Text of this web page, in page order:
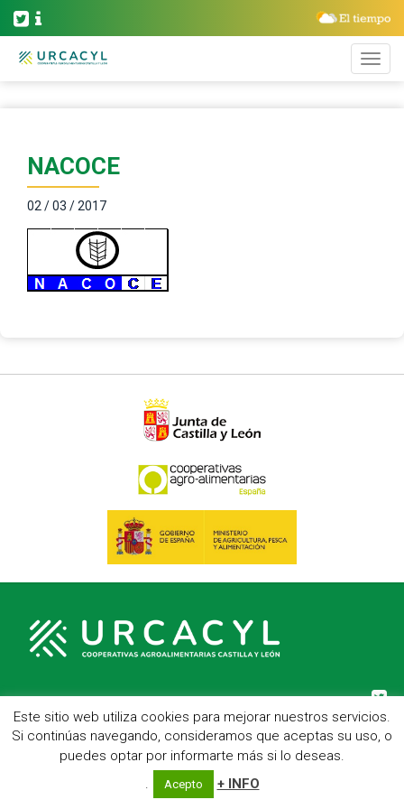
NACOCE
02 / 03 / 2017
C/ Hípica, 1, entreplanta - 47007 Valladolid
Telf.: 983 23 95 15 - Fax: 983 22 23 56 -Aviso Legal
Este sitio web utiliza cookies para mejorar nuestros servicios.
Si continúas navegando, consideramos que aceptas su uso, o
puedes optar por informarte más si lo deseas.
.
Acepto + INFO